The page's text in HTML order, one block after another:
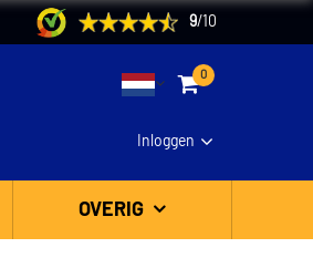
9/ 10
0
Inloggen
OVERIG